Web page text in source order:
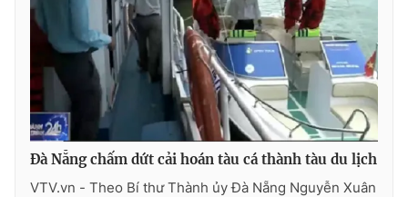
VTV Sức khoẻ Bất động sản
Thị trường 24h Tấm lòng Việt
VTV4 Vươn mình bằng AI
VTV9 VTV8
Đà Nẵng chấm dứt cải hoán tàu cá thành tàu du lịch
VTV.vn - Theo Bí thư Thành ủy Đà Nẵng Nguyễn Xuân